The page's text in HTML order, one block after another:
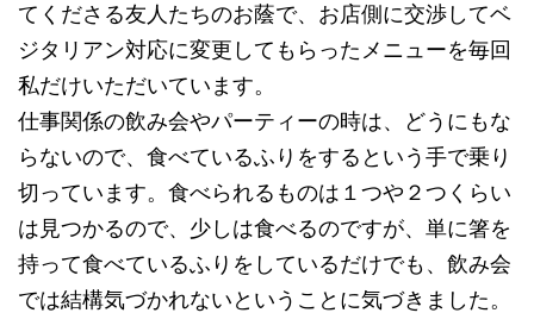
てくださる友人たちのお蔭で、お店側に交渉してベ
ジタリアン対応に変更してもらったメニューを毎回
私だけいただいています。
仕事関係の飲み会やパーティーの時は、どうにもな
らないので、食べているふりをするという手で乗り
切っています。食べられるものは１つや２つくらい
は見つかるので、少しは食べるのですが、単に箸を
持って食べているふりをしているだけでも、飲み会
では結構気づかれないということに気づきました。